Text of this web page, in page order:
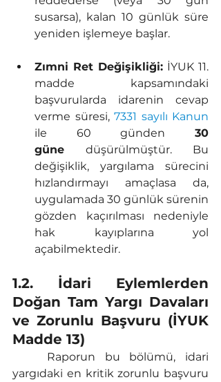
susarsa), kalan 10 günlük süre
yeniden işlemeye başlar.
Zımni Ret Değişikliği: İYUK 11.
madde kapsamındaki
başvurularda idarenin cevap
verme süresi, 7331 sayılı Kanun
ile 60 günden 30
güne düşürülmüştür. Bu
değişiklik, yargılama sürecini
hızlandırmayı amaçlasa da,
uygulamada 30 günlük sürenin
gözden kaçırılması nedeniyle
hak kayıplarına yol
açabilmektedir.
1.2. İdari Eylemlerden
Doğan Tam Yargı Davaları
ve Zorunlu Başvuru (İYUK
Madde 13)
yargıdaki en kritik zorunlu başvuru